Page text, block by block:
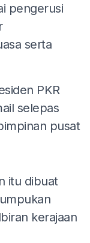
pengerusi
serta
PKR
selepas
pusat
itu dibuat
kerajaan